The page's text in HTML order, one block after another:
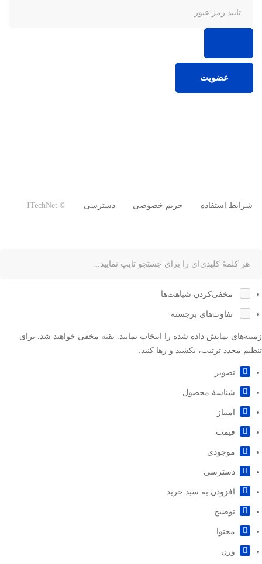
عضویت
شرایط استفاده حریم خصوصی دسترسی © ITechNet
مخفی‌کردن شباهت‌ها
تفاوت‌های برجسته
زمینه‌های نمایش داده شده را انتخاب نمایید. بقیه مخفی خواهند شد. برای
تنظیم مجدد ترتیب، بکشید و رها کنید.
تصویر
شناسۀ محصول
امتیاز
قيمت
موجودی
دسترسی
افزودن به سبد خرید
توضیح
محتوا
وزن